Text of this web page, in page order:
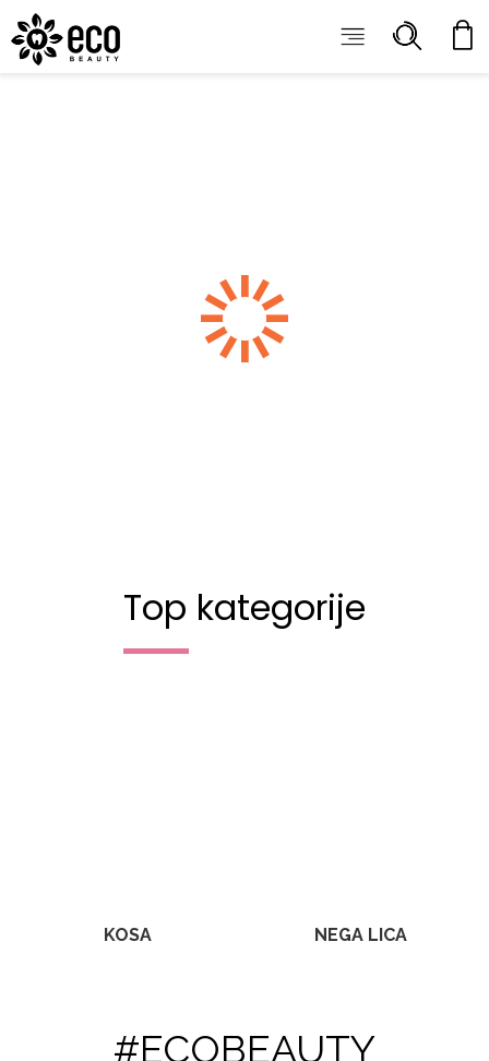
ECOBEAUTY
Top kategorije
KOSA NEGA LICA
#ECOBEAUTY